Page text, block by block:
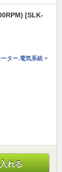
[SLK-
ーター.電気系統 >
れる